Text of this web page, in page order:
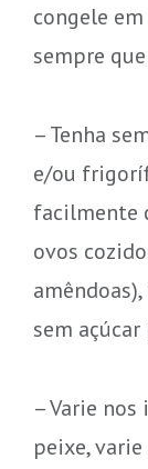
congele
sempre
– Tenha
e/ou
facilmente
ovos
sem
– Varie
peixe,